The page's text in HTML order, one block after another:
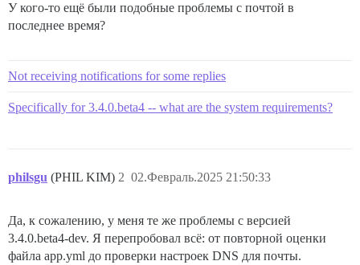
У кого-то ещё были подобные проблемы с почтой в
последнее время?
Not receiving notifications for some replies
Specifically for 3.4.0.beta4 -- what are the system requirements?
philsgu (PHIL KIM) 02.Февраль.2025 21:50:33
2
Да, к сожалению, у меня те же проблемы с версией
3.4.0.beta4-dev. Я перепробовал всё: от повторной оценки
файла app.yml до проверки настроек DNS для почты.